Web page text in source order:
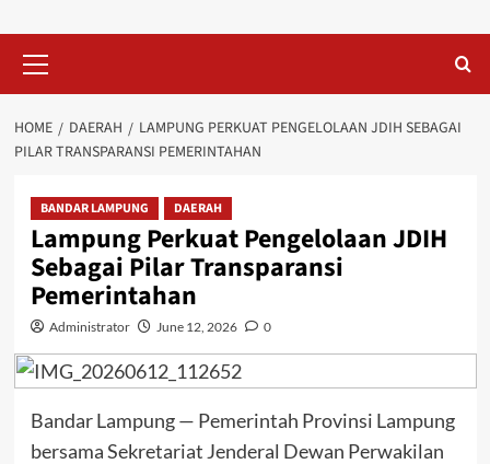
Menu
HOME DAERAH
LAMPUNG PERKUAT PENGELOLAAN JDIH SEBAGAI
PILAR TRANSPARANSI PEMERINTAHAN
BANDAR LAMPUNG DAERAH
Lampung Perkuat Pengelolaan JDIH
Sebagai Pilar Transparansi
Pemerintahan
Administrator June 12, 2026 0
Bandar Lampung — Pemerintah Provinsi Lampung
bersama Sekretariat Jenderal Dewan Perwakilan